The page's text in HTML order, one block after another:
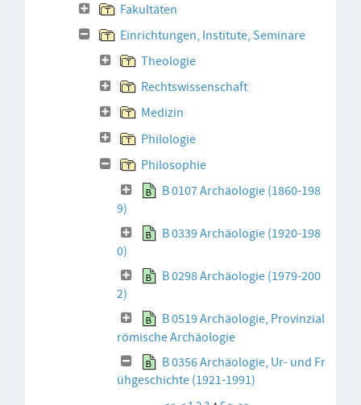
Fakultäten
Einrichtungen, Institute, Seminare
Theologie
Rechtswissenschaft
Medizin
Philologie
Philosophie
B 0107 Archäologie (1860-198
9)
B 0339 Archäologie (1920-198
0)
B 0298 Archäologie (1979-200
2)
B 0519 Archäologie, Provinzial
römische Archäologie
B 0356 Archäologie, Ur- und Fr
ühgeschichte (1921-1991)